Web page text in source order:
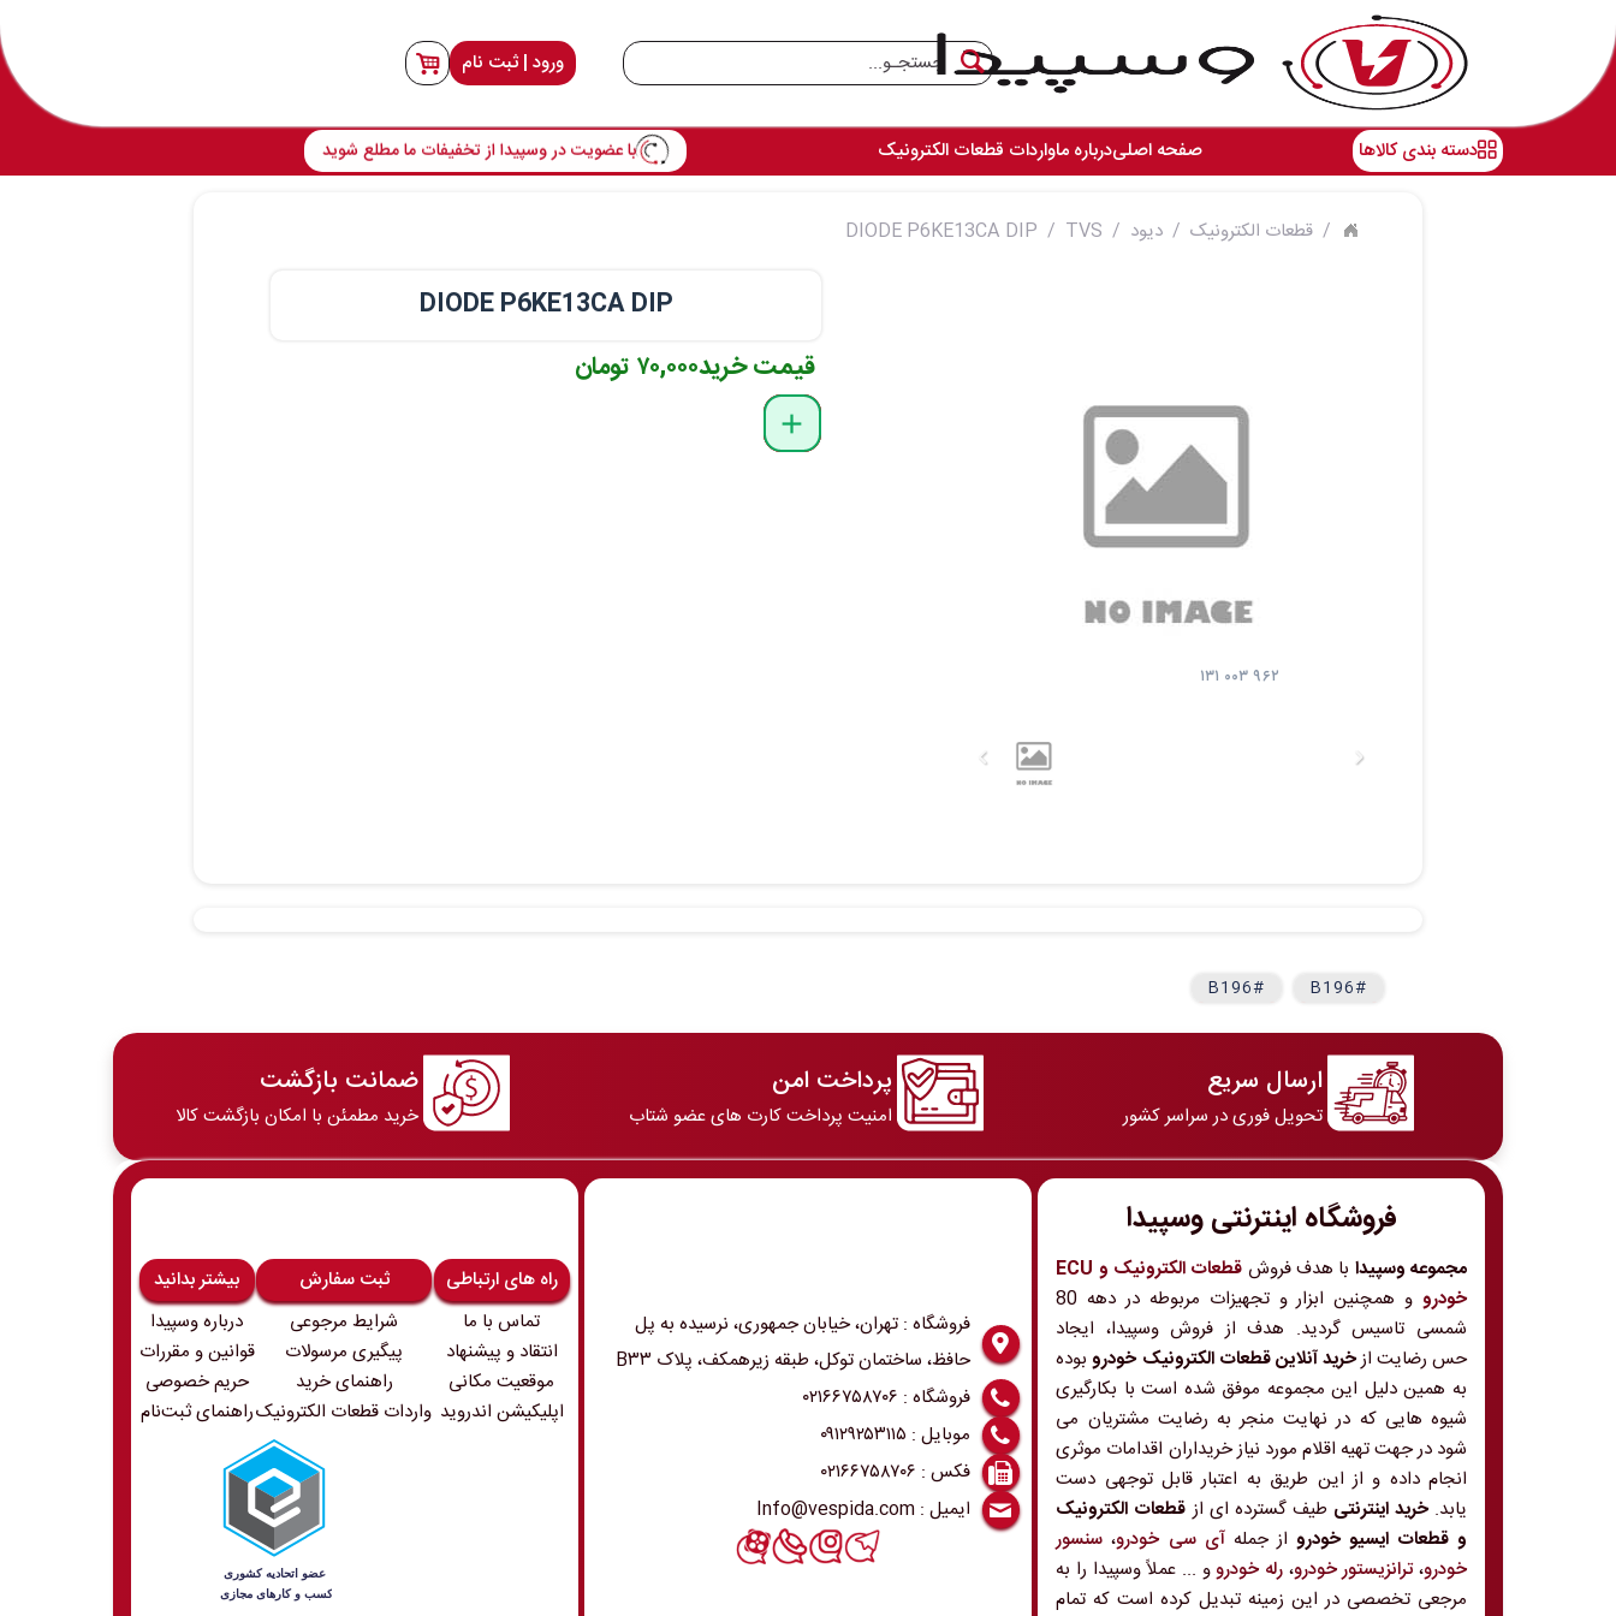
ورود | ثبت نام
دسته بندی کالاها صفحه اصلیدرباره ماواردات قطعات الکترونیک
با عضویت در وسپیدا از تخفیفات ما مطلع شوید
قطعات الکترونیک دیود TVS
DIODE P6KE13CA DIP
۱۳۱ ۰۰۳ ۹۶۲
DIODE P6KE13CA DIP
قیمت خرید۷۰,۰۰۰ تومان
delete
remove
add
#B196
#B196
ارسال سریع
تحویل فوری در سراسر کشور
پرداخت امن
امنیت پرداخت کارت های عضو شتاب
ضمانت بازگشت
خرید مطمئن با امکان بازگشت کالا
فروشگاه اینترنتی وسپیدا
مجموعه وسپیدا با هدف فروش
قطعات الکترونیک و ECU
خودرو
و همچنین ابزار و تجهیزات مربوطه در دهه 80
شمسی تاسیس گردید. هدف از فروش وسپیدا، ایجاد
حس رضایت ازخرید آنلاین قطعات الکترونیک خودروبوده
به همین دلیل این مجموعه موفق شده است با بکارگیری
شیوه هایی که در نهایت منجر به رضایت مشتریان می
شود در جهت تهیه اقلام مورد نیاز خریداران اقدامات موثری
انجام داده و از این طریق به اعتبار قابل توجهی دست
یابد.خرید اینترنتی طیف گسترده ای از قطعات الکترونیک
و قطعات ایسیو خودرو از جملهآی سی خودرو، سنسور
خودرو،ترانزیستور خودرو،رله خودروو ... عملاً وسپیدا را به
مرجعی تخصصی در این زمینه تبدیل کرده است که تمام
فروشگاه : تهران، خیابان جمهوری، نرسیده به پل
حافظ، ساختمان توکل، طبقه زیرهمکف، پلاک B۳۳
فروشگاه : ۰۲۱۶۶۷۵۸۷۰۶
موبایل : ۰۹۱۲۹۲۵۳۱۱۵
فکس : ۰۲۱۶۶۷۵۸۷۰۶
ایمیل : Info@vespida.com
راه های ارتباطی
تماس با ما
انتقاد و پیشنهاد
موقعیت مکانی
اپلیکیشن اندروید
ثبت سفارش
شرایط مرجوعی
پیگیری مرسولات
راهنمای خرید
واردات قطعات الکترونیک
بیشتر بدانید
درباره وسپیدا
قوانین و مقررات
حریم خصوصی
راهنمای ثبت‌نام